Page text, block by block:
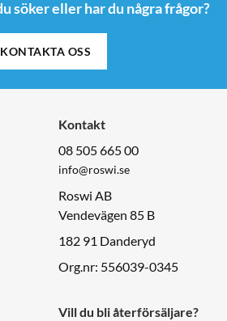
söker eller har du några frågor?
KONTAKTA OSS
Kontakt
08 505 665 00
info@roswi.se
Roswi AB
Vendevägen 85 B
182 91 Danderyd
Org.nr: 556039-0345
Vill du bli återförsäljare?